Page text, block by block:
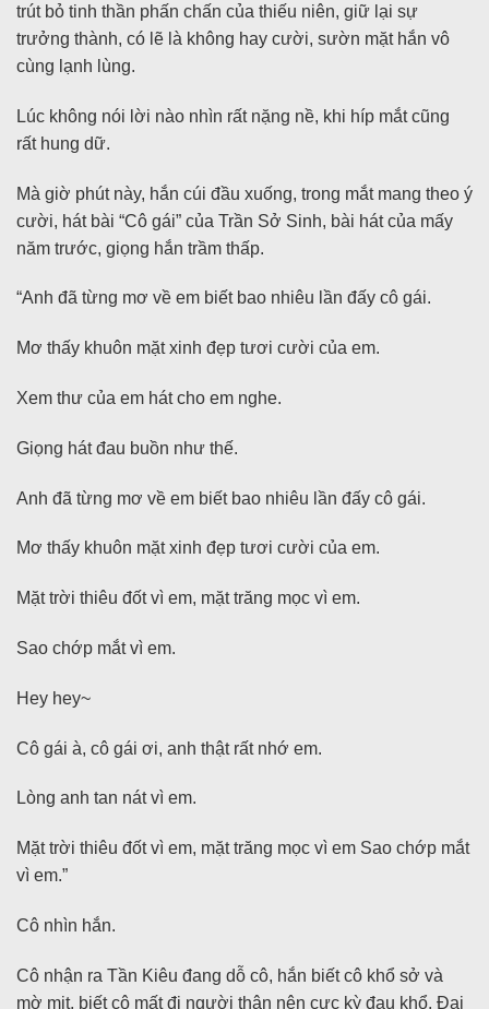
trút bỏ tinh thần phấn chấn của thiếu niên, giữ lại sự
trưởng thành, có lẽ là không hay cười, sườn mặt hắn vô
cùng lạnh lùng.
Lúc không nói lời nào nhìn rất nặng nề, khi híp mắt cũng
rất hung dữ.
Mà giờ phút này, hắn cúi đầu xuống, trong mắt mang theo ý
cười, hát bài “Cô gái” của Trần Sở Sinh, bài hát của mấy
năm trước, giọng hắn trầm thấp.
“Anh đã từng mơ về em biết bao nhiêu lần đấy cô gái.
Mơ thấy khuôn mặt xinh đẹp tươi cười của em.
Xem thư của em hát cho em nghe.
Giọng hát đau buồn như thế.
Anh đã từng mơ về em biết bao nhiêu lần đấy cô gái.
Mơ thấy khuôn mặt xinh đẹp tươi cười của em.
Mặt trời thiêu đốt vì em, mặt trăng mọc vì em.
Sao chớp mắt vì em.
Hey hey~
Cô gái à, cô gái ơi, anh thật rất nhớ em.
Lòng anh tan nát vì em.
Mặt trời thiêu đốt vì em, mặt trăng mọc vì em Sao chớp mắt
vì em.”
Cô nhìn hắn.
Cô nhận ra Tần Kiêu đang dỗ cô, hắn biết cô khổ sở và
mờ mịt, biết cô mất đi người thân nên cực kỳ đau khổ. Đại